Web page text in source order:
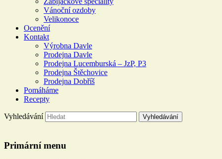
Vánoční ozdoby
Velikonoce
Ocenění
Kontakt
Výrobna Davle
Prodejna Davle
Prodejna Lucemburská – JzP, P3
Prodejna Štěchovice
Prodejna Dobříš
Pomáháme
Recepty
DOLEJŠÍCH
Vyhledávání
Primární menu